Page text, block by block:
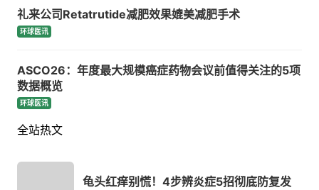
礼来公司Retatrutide减肥效果媲美减肥手术
环球医讯
ASCO26：年度最大规模癌症药物会议前值得关注的5项
数据概览
环球医讯
全站热文
龟头红痒别慌！4步辨炎症5招彻底防复发